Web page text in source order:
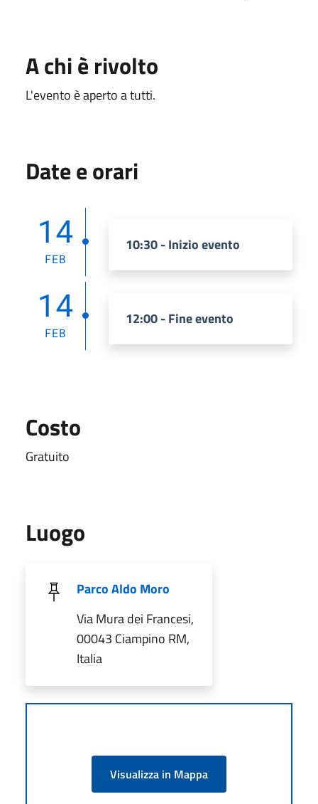
A chi è rivolto
L'evento è aperto a tutti.
Date e orari
14
FEB
10:30 - Inizio evento
14
FEB
12:00 - Fine evento
Costo
Gratuito
Luogo
Parco Aldo Moro
Via Mura dei Francesi,
00043 Ciampino RM,
Italia
Visualizza in Mappa